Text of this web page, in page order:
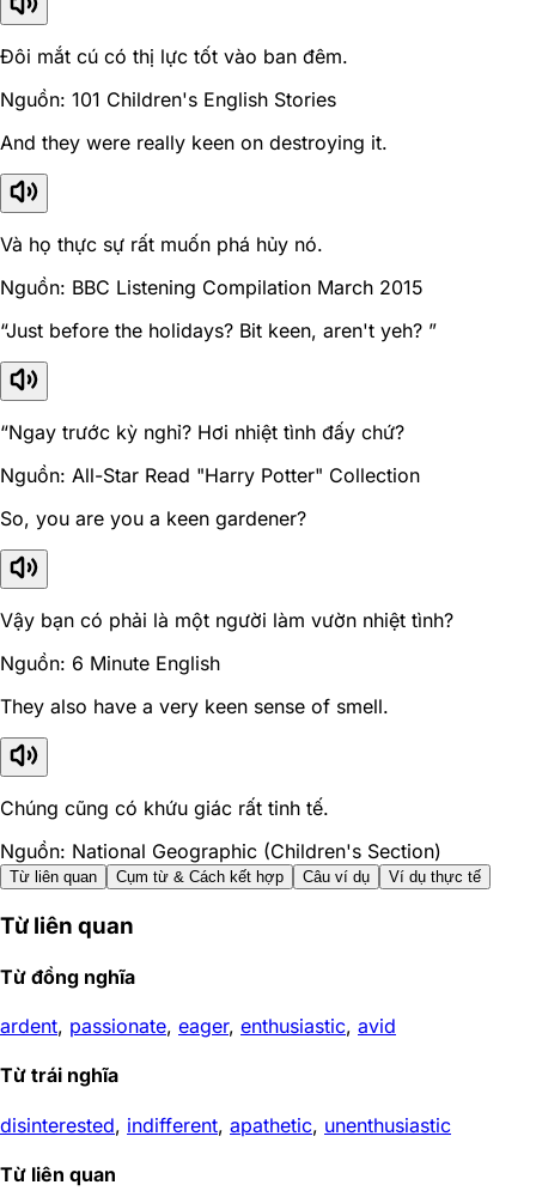
Đôi mắt cú có thị lực tốt vào ban đêm.
Nguồn: 101 Children's English Stories
And they were really keen on destroying it.
Và họ thực sự rất muốn phá hủy nó.
Nguồn: BBC Listening Compilation March 2015
“Just before the holidays? Bit keen, aren't yeh? ”
“Ngay trước kỳ nghỉ? Hơi nhiệt tình đấy chứ?
Nguồn: All-Star Read "Harry Potter" Collection
So, you are you a keen gardener?
Vậy bạn có phải là một người làm vườn nhiệt tình?
Nguồn: 6 Minute English
They also have a very keen sense of smell.
Chúng cũng có khứu giác rất tinh tế.
Nguồn: National Geographic (Children's Section)
Từ liên quan Cụm từ & Cách kết hợp Câu ví dụ Ví dụ thực tế
Từ liên quan
Từ đồng nghĩa
ardent, passionate, eager, enthusiastic, avid
Từ trái nghĩa
disinterested, indifferent, apathetic, unenthusiastic
Từ liên quan